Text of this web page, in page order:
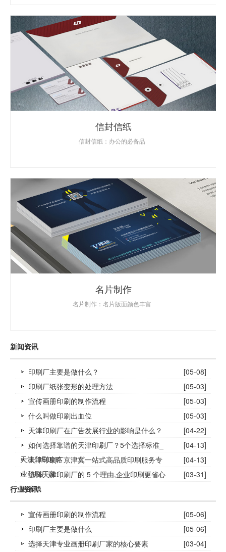
信封信纸
信封信纸：办公的必备品
名片制作
名片制作：名片版面颜色丰富
新闻资讯
印刷厂主要是做什么？
[05-08]
印刷厂纸张变形的处理方法
[05-03]
宣传画册印刷的制作流程
[05-03]
什么叫做印刷出血位
[05-03]
天津印刷厂在广告发展行业的影响是什么？
[04-22]
如何选择靠谱的天津印刷厂？5个选择标准_
天津印刷攻略
[04-13]
天津印刷厂京津冀一站式高品质印刷服务专
业印刷厂家
[04-13]
选择天津印刷厂的 5 个理由,企业印刷更省心
更省钱
[03-31]
行业资讯
宣传画册印刷的制作流程
[05-06]
印刷厂主要是做什么
[05-06]
选择天津专业画册印刷厂家的核心要素
[03-04]